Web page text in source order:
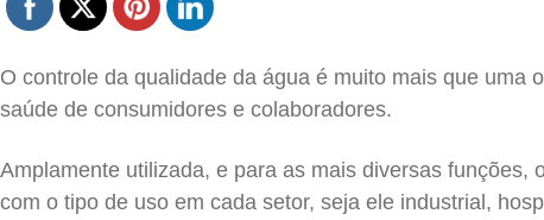
O controle da qualidade da água é muito mais que uma
saúde de consumidores e colaboradores.
Amplamente utilizada, e para as mais diversas
com o tipo de uso em cada setor, seja ele industrial,